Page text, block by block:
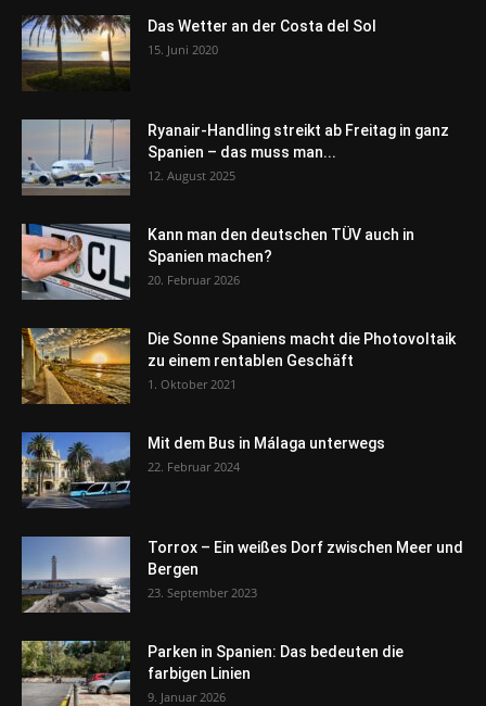
Das Wetter an der Costa del Sol
15. Juni 2020
Ryanair-Handling streikt ab Freitag in ganz
Spanien – das muss man...
12. August 2025
Kann man den deutschen TÜV auch in
Spanien machen?
20. Februar 2026
Die Sonne Spaniens macht die Photovoltaik
zu einem rentablen Geschäft
1. Oktober 2021
Mit dem Bus in Málaga unterwegs
22. Februar 2024
Torrox – Ein weißes Dorf zwischen Meer und
Bergen
23. September 2023
Parken in Spanien: Das bedeuten die
farbigen Linien
9. Januar 2026